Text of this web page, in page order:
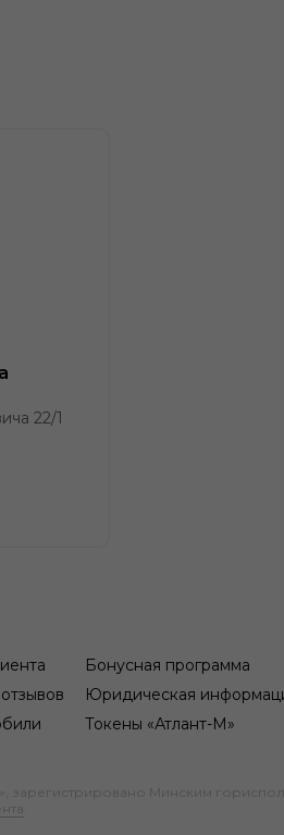
22/1
Бонусная программа
Юридическая
Токены «Атлант-М»
Минским